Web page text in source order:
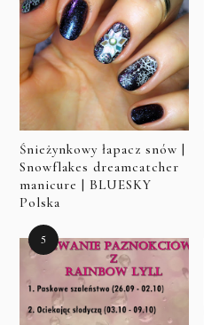
Śnieżynkowy łapacz snów |
Snowflakes dreamcatcher
manicure | BLUESKY
Polska